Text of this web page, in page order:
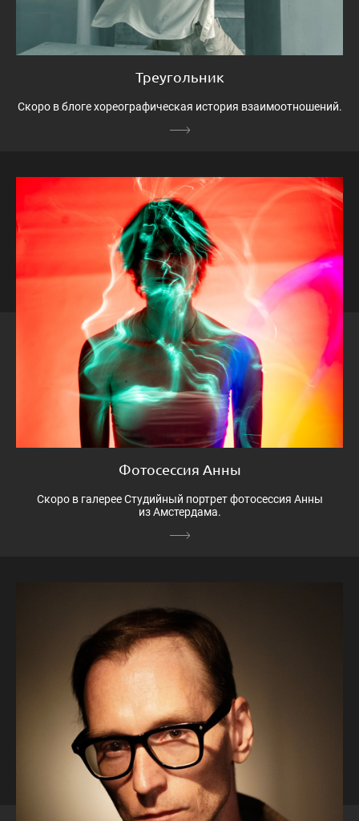
Треугольник
Скоро в блоге хореографическая история взаимоотношений.
Фотосессия Анны
Скоро в галерее Студийный портрет фотосессия Анны
из Амстердама.